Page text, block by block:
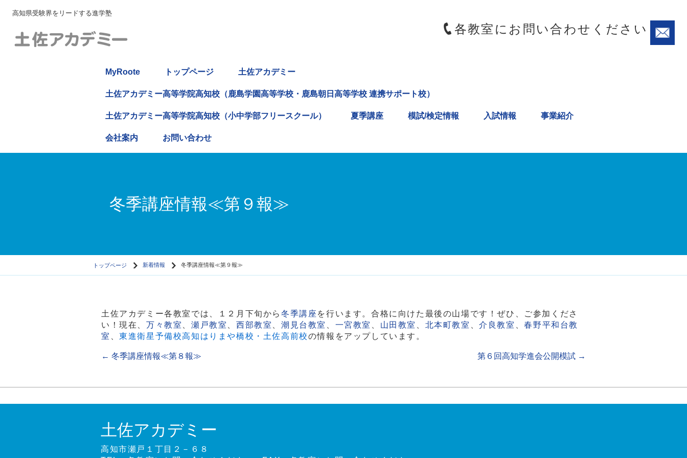
高知県受験界をリードする進学塾
各教室にお問い合わせください
MyRoote トップページ 土佐アカデミー
土佐アカデミー高等学院高知校（鹿島学園高等学校・鹿島朝日高等学校 連携サポート校）
土佐アカデミー高等学院高知校（小中学部フリースクール） 夏季講座 模試/検定情報 入試情報 事業紹介
会社案内 お問い合わせ
冬季講座情報≪第９報≫
トップページ 新着情報 冬季講座情報≪第９報≫
土佐アカデミー各教室では、１２月下旬から 冬季講座 を行います。合格に向けた最後の山場です！ぜひ、ご参加くださ
い！現在、 万々教室 、瀬戸教室 、西部教室 、潮見台教室 一宮教室 山田教室 北本町教室 、介良教室 、春野平和台教
室
、東進衛星予備校高知はりまや橋校・土佐高前校の情報をアップしています。
← 冬季講座情報≪第８報≫ 第６回高知学進会公開模試 →
土佐アカデミー
高知市瀬戸１丁目２－６８